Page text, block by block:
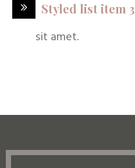
Styled list item 3
sit amet.